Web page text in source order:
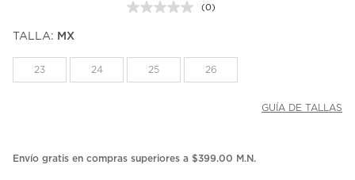
Sin
la
misma
(0)
TALLA: MX
23 24 25 26
GUÍA DE TALLAS
Envío gratis en compras superiores a $399.00 M.N.